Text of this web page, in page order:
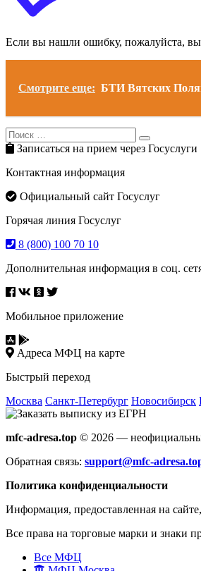
Если вы нашли ошибку, пожалуйста,
Смотрите еще: БТИ Вятских
Search
for:
Search
Записаться на прием через Госуслуги
Контактная информация
Официальный сайт Госуслуг
Горячая линия Госуслуг
8 (800) 100 70 10
Дополнительная информация в соц.
Мобильное приложение
Адреса МФЦ на карте
Быстрый переход
Москва Санкт-Петербург Новосибирск
mfc-adresa.top © 2026 —
Обратная связь: support@mfc-
Политика конфиденциальности
Информация, предоставленная на
Все права на торговые марки и знаки
Все МФЦ